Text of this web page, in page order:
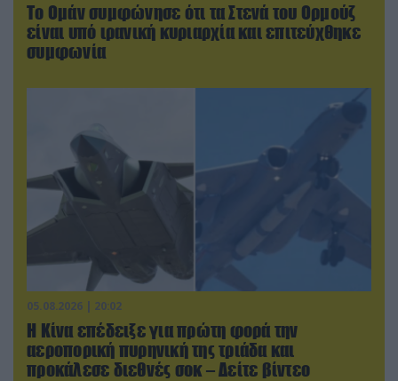
Το Ομάν συμφώνησε ότι τα Στενά του Ορμούζ
είναι υπό ιρανική κυριαρχία και επιτεύχθηκε
συμφωνία
05.08.2026 | 20:02
Η Κίνα επέδειξε για πρώτη φορά την
αεροπορική πυρηνική της τριάδα και
προκάλεσε διεθνές σοκ – Δείτε βίντεο